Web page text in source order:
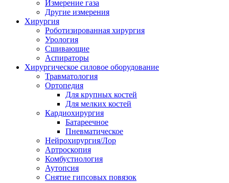
Измерение газа
Другие измерения
Хирургия
Роботизированная хирургия
Урология
Сшивающие
Аспираторы
Хирургическое силовое оборудование
Травматология
Ортопедия
Для крупных костей
Для мелких костей
Кардиохирургия
Батареечное
Пневматическое
Нейрохирургия/Лор
Артроскопия
Комбустиология
Аутопсия
Снятие гипсовых повязок